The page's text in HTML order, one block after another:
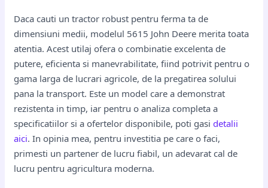
Daca cauti un tractor robust pentru ferma ta de
dimensiuni medii, modelul 5615 John Deere merita toata
atentia. Acest utilaj ofera o combinatie excelenta de
putere, eficienta si manevrabilitate, fiind potrivit pentru o
gama larga de lucrari agricole, de la pregatirea solului
pana la transport. Este un model care a demonstrat
rezistenta in timp, iar pentru o analiza completa a
specificatiilor si a ofertelor disponibile, poti gasidetalii
aici. In opinia mea, pentru investitia pe care o faci,
primesti un partener de lucru fiabil, un adevarat cal de
lucru pentru agricultura moderna.